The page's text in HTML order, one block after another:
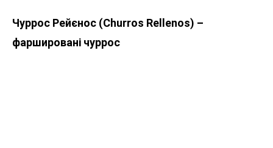
Чуррос Рейєнос (Churros Rellenos) –
фаршировані чуррос